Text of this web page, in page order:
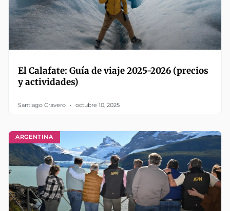
El Calafate: Guía de viaje 2025-2026 (precios
y actividades)
Santiago Cravero octubre 10, 2025
ARGENTINA